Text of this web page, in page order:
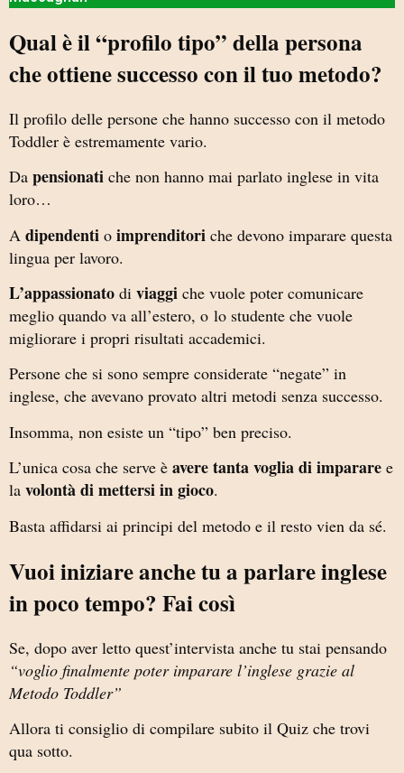
Qual è il “profilo tipo” della persona
che ottiene successo con il tuo metodo?
Il profilo delle persone che hanno successo con il metodo
Toddler è estremamente vario.
Da pensionati che non hanno mai parlato inglese in vita
loro…
A dipendenti o imprenditori che devono imparare questa
lingua per lavoro.
L’appassionato di viaggi che vuole poter comunicare
meglio quando va all’estero, o lo studente che vuole
migliorare i propri risultati accademici.
Persone che si sono sempre considerate “negate” in
inglese, che avevano provato altri metodi senza successo.
Insomma, non esiste un “tipo” ben preciso.
L’unica cosa che serve è avere tanta voglia di imparare e
la volontà di mettersi in gioco.
Basta affidarsi ai principi del metodo e il resto vien da sé.
Vuoi iniziare anche tu a parlare inglese
in poco tempo? Fai così
Se, dopo aver letto quest’intervista anche tu stai pensando
“voglio finalmente poter imparare l’inglese grazie al
Metodo Toddler”
Allora ti consiglio di compilare subito il Quiz che trovi
qua sotto.